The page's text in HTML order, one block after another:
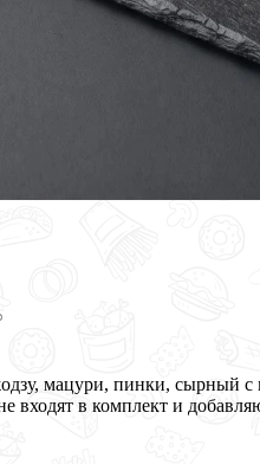
мацури, пинки, сырный
входят в комплект и